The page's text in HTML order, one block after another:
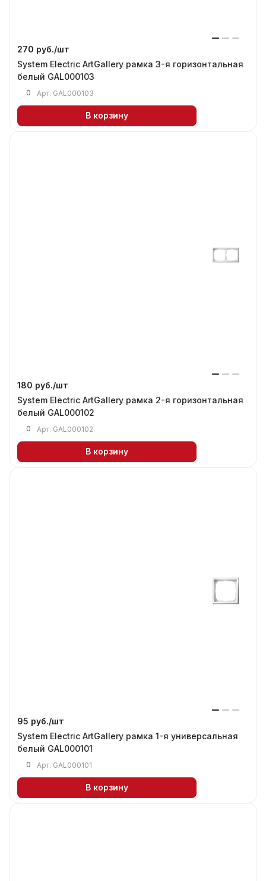
270 руб./шт
System Electric ArtGallery рамка 3-я горизонтальная
белый GAL000103
0 Арт. GAL000103
В корзину
180 руб./шт
System Electric ArtGallery рамка 2-я горизонтальная
белый GAL000102
0 Арт. GAL000102
В корзину
95 руб./шт
System Electric ArtGallery рамка 1-я универсальная
белый GAL000101
0 Арт. GAL000101
В корзину